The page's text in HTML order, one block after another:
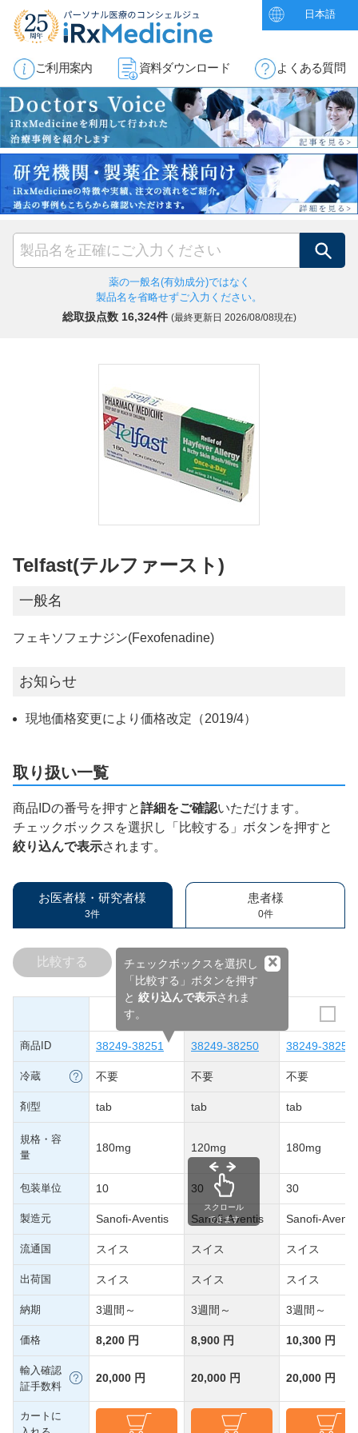
日本語
ご利用案内 資料ダウンロード よくある質問
検索
薬の一般名(有効成分)ではなく
製品名を省略せずご入力ください。
総取扱点数 16,324件 (最終更新日 2026/08/08現在)
Telfast(テルファースト)
一般名
フェキソフェナジン(Fexofenadine)
お知らせ
現地価格変更により価格改定（2019/4）
取り扱い一覧
商品IDの番号を押すと詳細をご確認いただけます。
チェックボックスを選択し「比較する」ボタンを押すと
絞り込んで表示されます。
お医者様・研究者様
3件
患者様
0件
チェックボックスを選択し
「比較する」ボタンを押す
と 絞り込んで表示されま
す。
×
比較する
商品ID 38249-38251 38249-38250 38249-38252
冷蔵 不要 不要 不要
剤型 tab tab tab
規格・容
量
180mg 120mg 180mg
包装単位 10 30 30
製造元 Sanofi-Aventis Sanofi-Aventis Sanofi-Aventis
流通国 スイス スイス スイス
出荷国 スイス スイス スイス
納期 3週間～ 3週間～ 3週間～
価格 8,200 円 8,900 円 10,300 円
輸入確認
証手数料
20,000 円 20,000 円 20,000 円
カートに
スクロール
できます